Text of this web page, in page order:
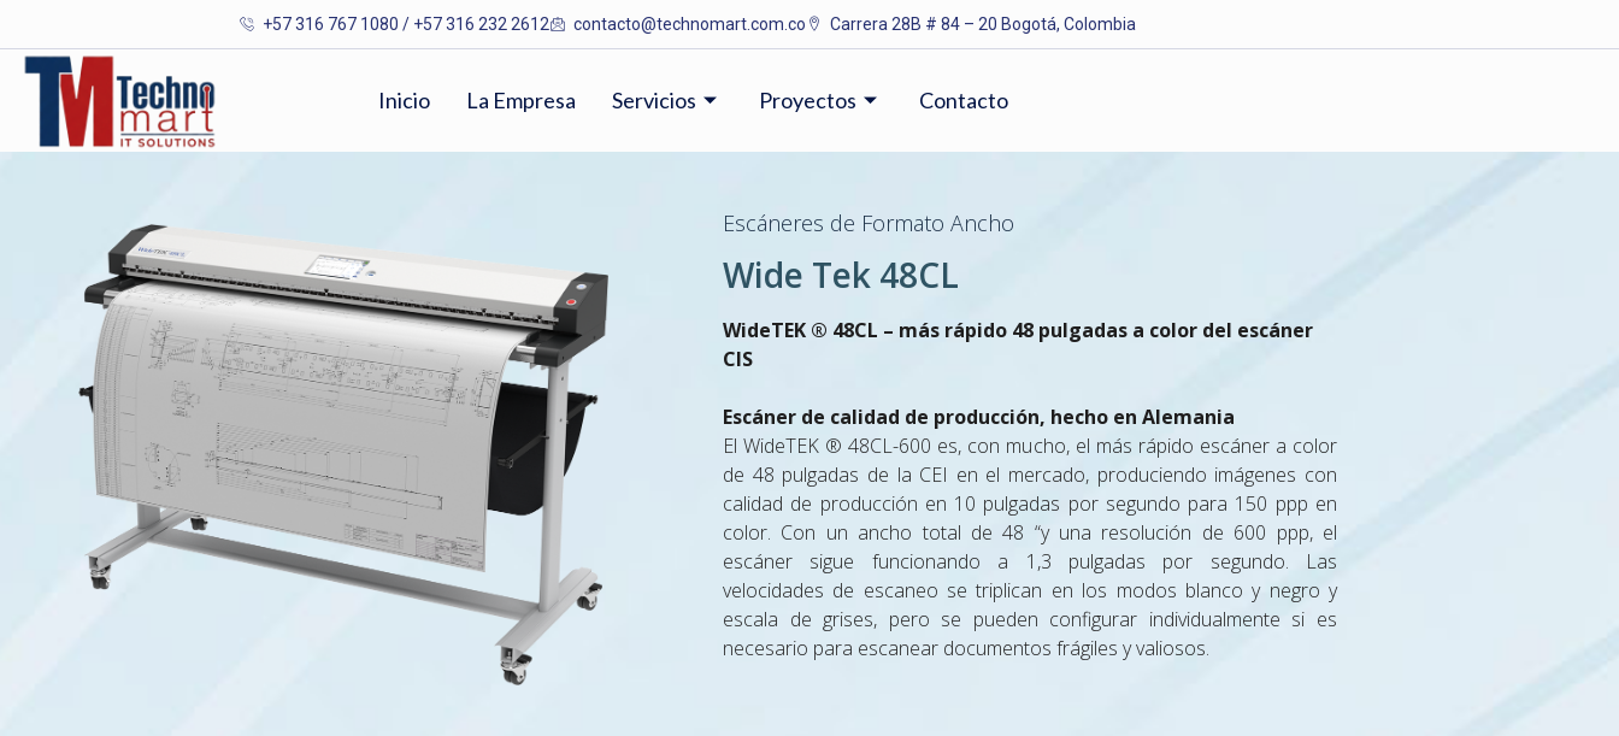
+57 316 767 1080 / +57 316 232 2612 contacto@technomart.com.co Carrera 28B # 84 – 20 Bogotá, Colombia
Inicio La Empresa Servicios Proyectos Contacto
Escáneres de Formato Ancho
Wide Tek 48CL
WideTEK ® 48CL – más rápido 48 pulgadas a color del escáner
CIS
Escáner de calidad de producción, hecho en Alemania
El WideTEK ® 48CL-600 es, con mucho, el más rápido escáner a color
de 48 pulgadas de la CEI en el mercado, produciendo imágenes con
calidad de producción en 10 pulgadas por segundo para 150 ppp en
color. Con un ancho total de 48 “y una resolución de 600 ppp, el
escáner sigue funcionando a 1,3 pulgadas por segundo. Las
velocidades de escaneo se triplican en los modos blanco y negro y
escala de grises, pero se pueden configurar individualmente si es
necesario para escanear documentos frágiles y valiosos.